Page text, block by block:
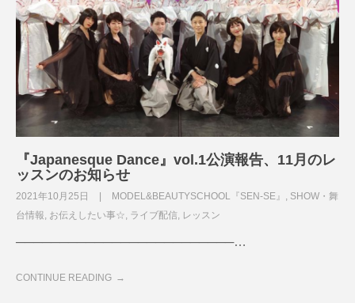
『Japanesque Dance』vol.1公演報告、11月のレ
ッスンのお知らせ
2021年10月25日 MODEL&BEAUTYSCHOOL『SEN-SE』
SHOW・舞
台情報 お伝えしたい事☆ ライブ配信 レッスン
─────────────────────────…
CONTINUE READING